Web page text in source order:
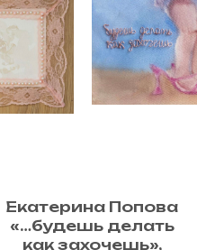
Екатерина Попова
«…будешь делать
как захочешь»,